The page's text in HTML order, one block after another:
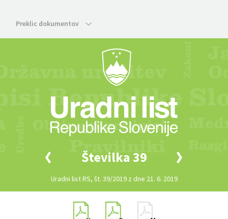
Preklic dokumentov
Številka 39
Uradni list RS, št. 39/2019 z dne 21. 6. 2019